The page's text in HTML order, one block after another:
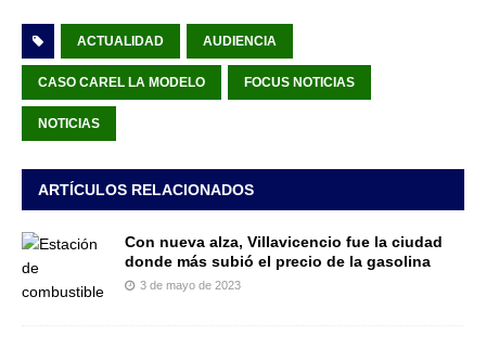
ACTUALIDAD AUDIENCIA
CASO CAREL LA MODELO FOCUS NOTICIAS
NOTICIAS
ARTÍCULOS RELACIONADOS
Con nueva alza, Villavicencio fue la ciudad
donde más subió el precio de la gasolina
3 de mayo de 2023